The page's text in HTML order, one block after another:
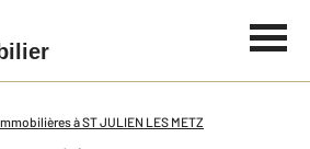
à ST JULIEN LES METZ